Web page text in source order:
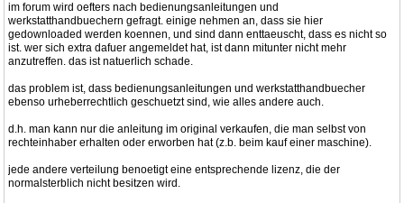
im forum wird oefters nach bedienungsanleitungen und
werkstatthandbuechern gefragt. einige nehmen an, dass sie hier
gedownloaded werden koennen, und sind dann enttaeuscht, dass es nicht so
ist. wer sich extra dafuer angemeldet hat, ist dann mitunter nicht mehr
anzutreffen. das ist natuerlich schade.
das problem ist, dass bedienungsanleitungen und werkstatthandbuecher
ebenso urheberrechtlich geschuetzt sind, wie alles andere auch.
d.h. man kann nur die anleitung im original verkaufen, die man selbst von
rechteinhaber erhalten oder erworben hat (z.b. beim kauf einer maschine).
jede andere verteilung benoetigt eine entsprechende lizenz, die der
normalsterblich nicht besitzen wird.